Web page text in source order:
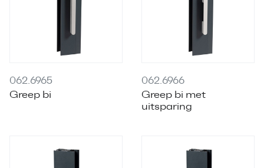
062.6965
Greep bi
062.6966
Greep bi met
uitsparing